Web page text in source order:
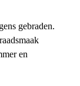
gebraden.
en